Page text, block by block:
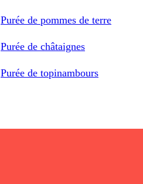
Purée de pommes de terre
Purée de châtaignes
Purée de topinambours